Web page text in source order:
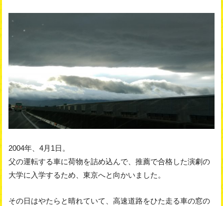
2004年、4月1日。
父の運転する車に荷物を詰め込んで、推薦で合格した演劇の
大学に入学するため、東京へと向かいました。
その日はやたらと晴れていて、高速道路をひた走る車の窓の